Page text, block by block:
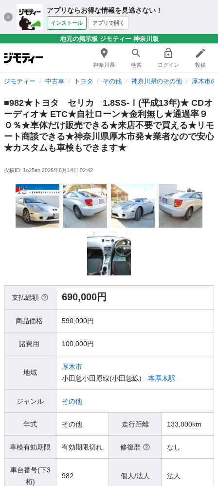
アプリならお得な情報を見逃さない！
インストール アプリで開く
地元の掲示板 ジモティー 神奈川版
神奈川県 検索 ログイン 投稿
ジモティー 中古車 トヨタ その他 神奈川県のその他 厚木市
■982★トヨタ セリカ 1.8SS-Ⅰ(平成13年)★ CDオ
ーディオ★ ETC★自社ローン★金利無し★通過率９
０％★車体だけ販売できる★来店不要で買える★リモ
ート商談できる★神奈川県厚木市発★業者なので安心
★カスタムも車検もできます★
投稿ID: 1o25en 2026年6月14日 02:42
支払総額 690,000円
商品価格 590,000円
諸費用 100,000円
地域
厚木市
小田急小田原線(小田急線) - 本厚木駅
ジャンル その他
年式 その他 走行距離 133,000km
車検有効期限 有効期限切れ 修復歴 なし
車台番号(下3
桁)
982 個人/法人 法人